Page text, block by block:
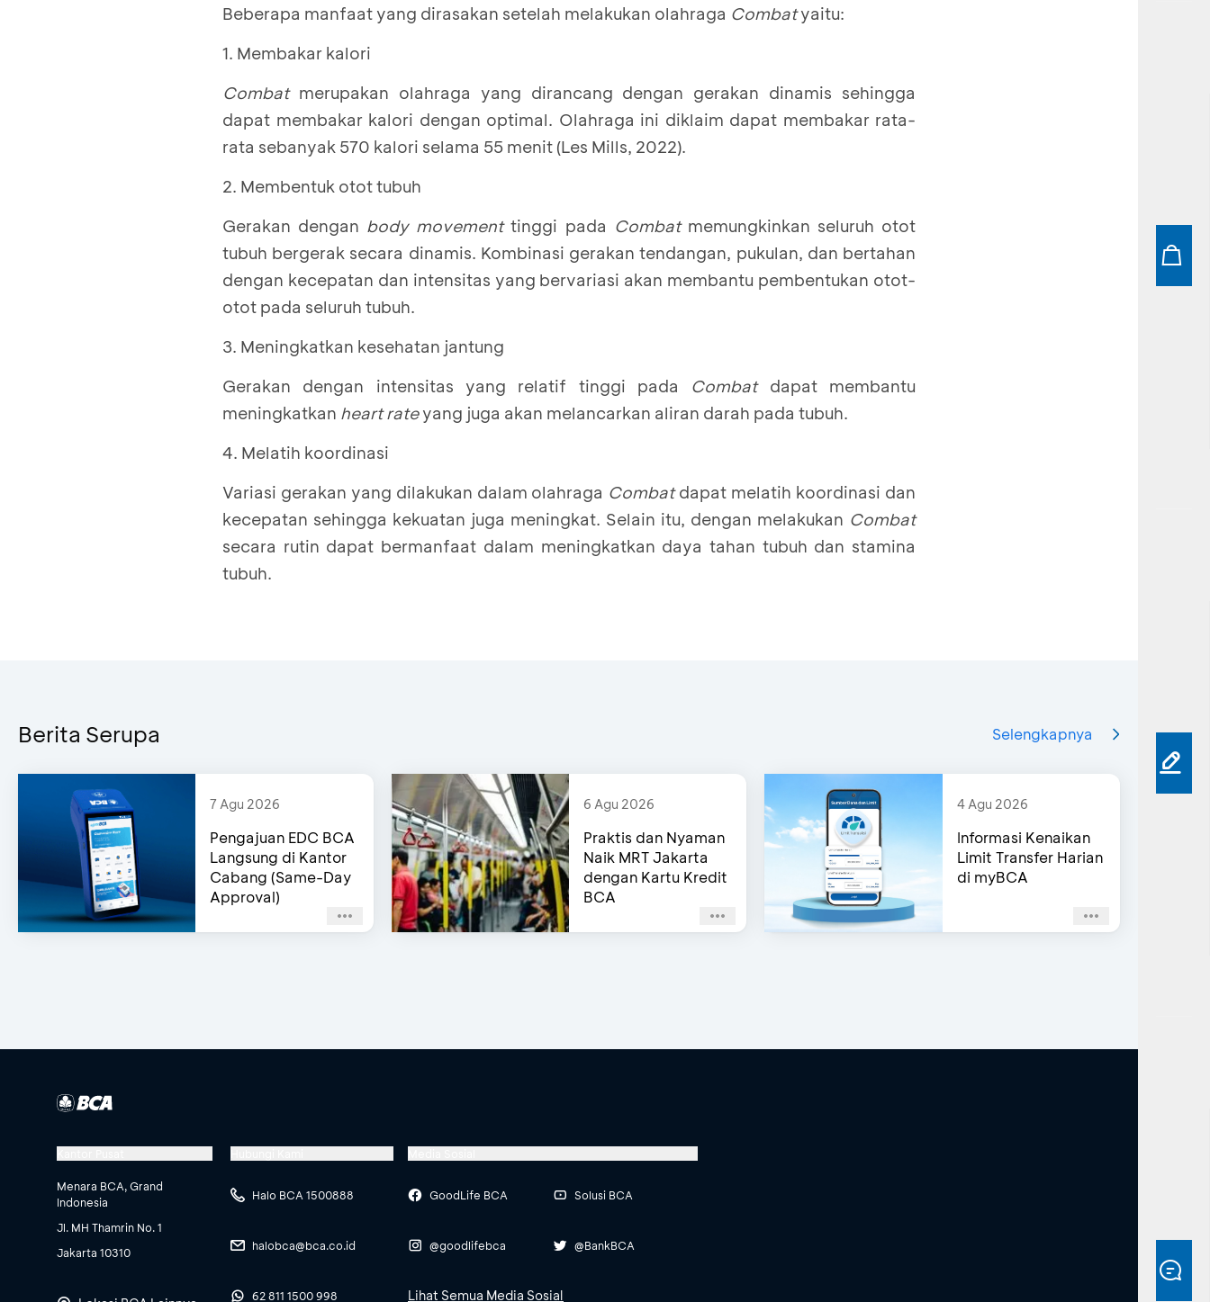
Beberapa manfaat yang dirasakan setelah melakukan olahraga Combatyaitu:
1. Membakar kalori
Combatmerupakan olahraga yang dirancang dengan gerakan dinamis sehingga
dapat membakar kalori dengan optimal. Olahraga ini diklaim dapat membakar rata-
rata sebanyak 570 kalori selama 55 menit (Les Mills, 2022).
2. Membentuk otot tubuh
Gerakan dengan body movementtinggi pada Combatmemungkinkan seluruh otot
tubuh bergerak secara dinamis. Kombinasi gerakan tendangan, pukulan, dan bertahan
dengan kecepatan dan intensitas yang bervariasi akan membantu pembentukan otot-
otot pada seluruh tubuh.
3. Meningkatkan kesehatan jantung
Gerakan dengan intensitas yang relatif tinggi pada Combatdapat membantu
meningkatkan heart rateyang juga akan melancarkan aliran darah pada tubuh.
4. Melatih koordinasi
Variasi gerakan yang dilakukan dalam olahraga Combatdapat melatih koordinasi dan
kecepatan sehingga kekuatan juga meningkat. Selain itu, dengan melakukan Combat
secara rutin dapat bermanfaat dalam meningkatkan daya tahan tubuh dan stamina
tubuh.
Berita Serupa Selengkapnya
7 Agu 2026
Pengajuan EDC BCA
Langsung di Kantor
Cabang (Same-Day
Approval)
6 Agu 2026
Praktis dan Nyaman
Naik MRT Jakarta
dengan Kartu Kredit
BCA
4 Agu 2026
Informasi Kenaikan
Limit Transfer Harian
di myBCA
Menara BCA, Grand
Indonesia
Jl. MH Thamrin No. 1
Jakarta 10310
Halo BCA 1500888
halobca@bca.co.id
62 811 1500 998
GoodLife BCA
@goodlifebca
Solusi BCA
@BankBCA
Lihat Semua Media Sosial